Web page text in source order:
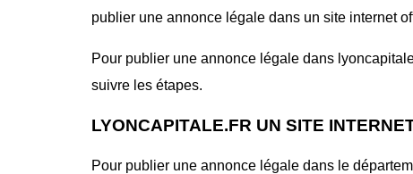
publier une annonce légale dans un site internet
Pour publier une annonce légale dans
suivre les étapes.
LYONCAPITALE.FR UN SITE
Pour publier une annonce légale dans le